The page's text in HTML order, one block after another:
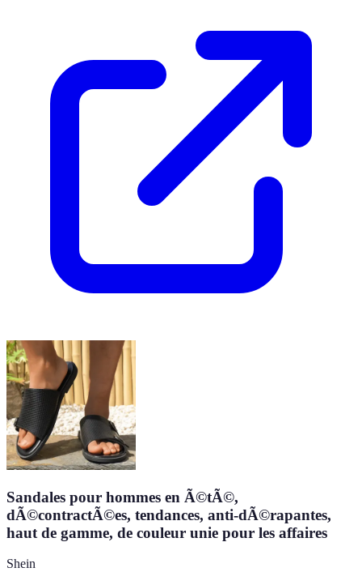
Sandales pour hommes en Ã©tÃ©,
dÃ©contractÃ©es, tendances, anti-dÃ©rapantes,
haut de gamme, de couleur unie pour les affaires
Shein